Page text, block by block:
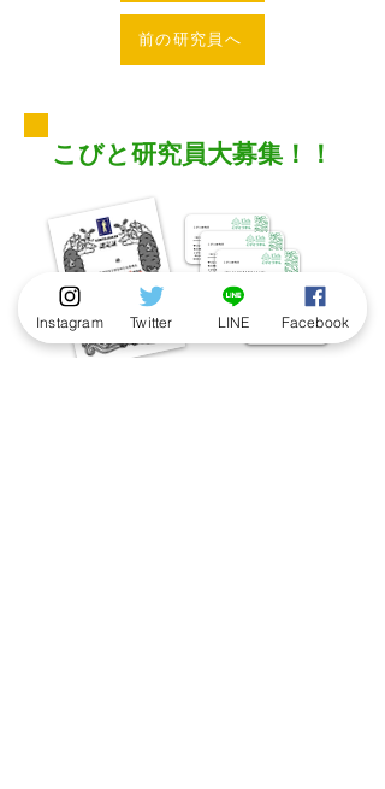
前の研究員へ
こびと研究員大募集！！
Instagram Twitter LINE Facebook